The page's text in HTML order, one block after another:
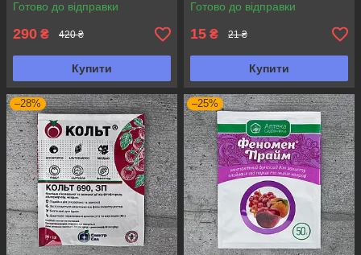
Готово до відправки
290 ₴ 420 ₴
Купити
Готово до відправки
15 ₴ 21 ₴
Купити
–28% –25%